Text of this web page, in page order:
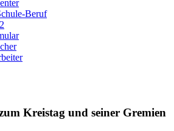
Beruf
Kreistag und seiner Gremien